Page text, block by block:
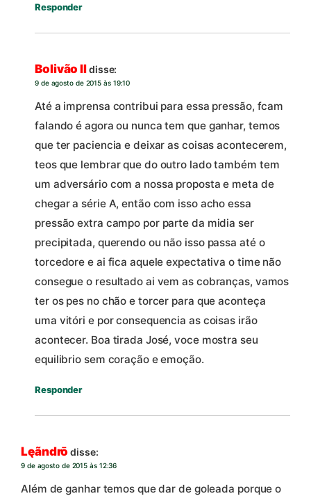
Responder
Bolivão IIdisse:
9 de agosto de 2015 às 19:10
Até a imprensa contribui para essa pressão, fcam
falando é agora ou nunca tem que ganhar, temos
que ter paciencia e deixar as coisas acontecerem,
teos que lembrar que do outro lado também tem
um adversário com a nossa proposta e meta de
chegar a série A, então com isso acho essa
pressão extra campo por parte da midia ser
precipitada, querendo ou não isso passa até o
torcedore e ai fica aquele expectativa o time não
consegue o resultado ai vem as cobranças, vamos
ter os pes no chão e torcer para que aconteça
uma vitóri e por consequencia as coisas irão
acontecer. Boa tirada José, voce mostra seu
equilibrio sem coração e emoção.
Responder
Lęãndrō disse:
9 de agosto de 2015 às 12:36
Além de ganhar temos que dar de goleada porque o